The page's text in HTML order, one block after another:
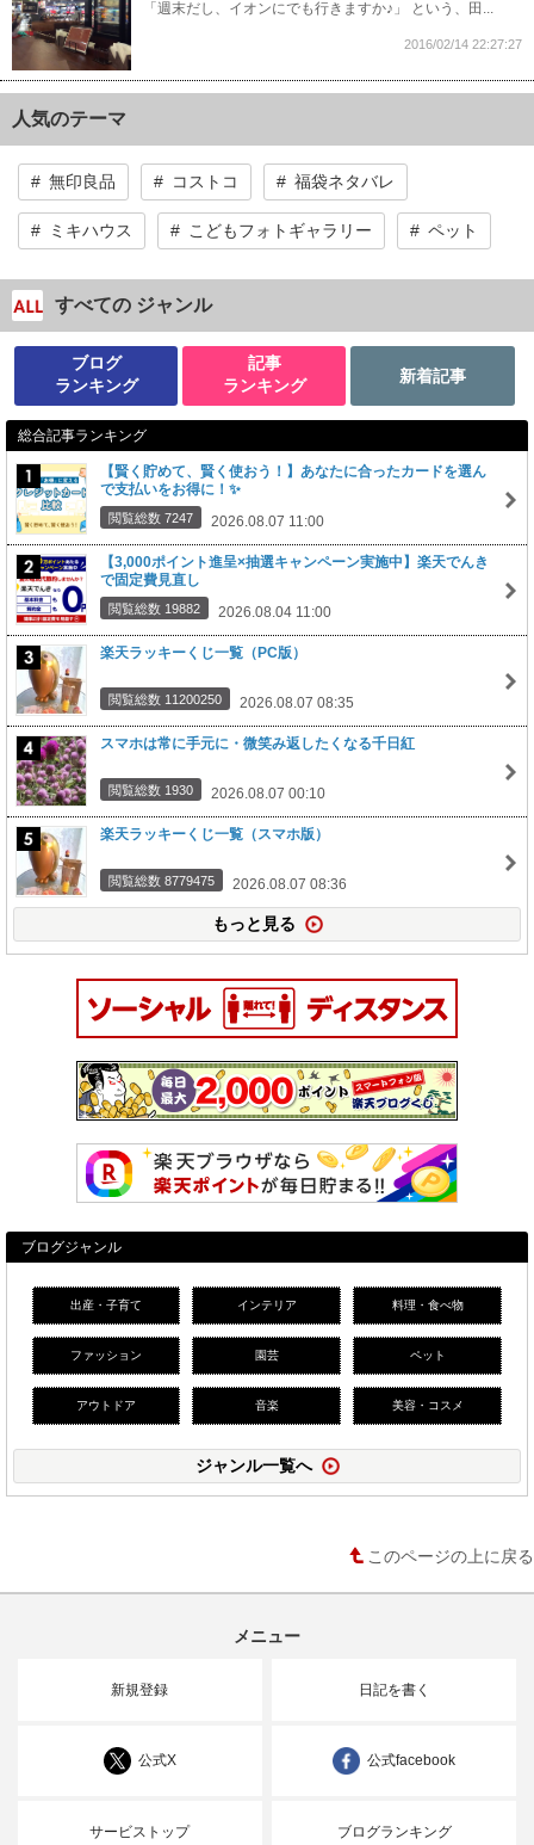
「週末だし、イオンにでも行きますか♪」 という、田...
2016/02/14 22:27:27
人気のテーマ
無印良品 コストコ 福袋ネタバレ
ミキハウス こどもフォトギャラリー ペット
すべての ジャンル
ブログ
ランキング
記事
ランキング
新着記事
総合記事ランキング
【賢く貯めて、賢く使おう！】あなたに合ったカードを選ん
で支払いをお得に！✨
閲覧総数 7247 2026.08.07 11:00
【3,000ポイント進呈×抽選キャンペーン実施中】楽天でんき
で固定費見直し
閲覧総数 19882 2026.08.04 11:00
楽天ラッキーくじ一覧（PC版）
閲覧総数 11200250 2026.08.07 08:35
スマホは常に手元に・微笑み返したくなる千日紅
閲覧総数 1930 2026.08.07 00:10
楽天ラッキーくじ一覧（スマホ版）
閲覧総数 8779475 2026.08.07 08:36
もっと見る
ブログジャンル
出産・子育て インテリア 料理・食べ物
ファッション 園芸 ペット
アウトドア 音楽 美容・コスメ
ジャンル一覧へ
このページの上に戻る
メニュー
新規登録 日記を書く
公式X 公式facebook
サービストップ ブログランキング